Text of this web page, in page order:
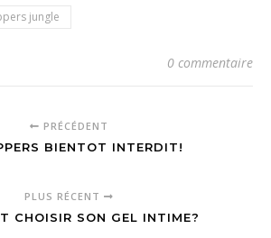
jungle
0 commentaire
PRÉCÉDENT
BIENTOT INTERDIT!
PLUS RÉCENT
CHOISIR SON GEL INTIME?